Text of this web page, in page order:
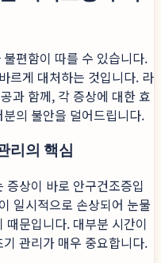
편함이 따를 수 있습니다.
르게 대처하는 것입니다. 라
과 함께, 각 증상에 대한 효
의 불안을 덜어드립니다.
리의 핵심
증상이 바로 안구건조증입
일시적으로 손상되어 눈물
때문입니다. 대부분 시간이
관리가 매우 중요합니다.